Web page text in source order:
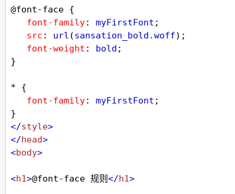
@font-face {
font-family: myFirstFont ;
src : url (sansation_bold.woff);
font-weight : bold ;
}
* {
font-family: myFirstFont ;
}
</style>
</head>
<body>
<h1>@font-face 规则 </h1>